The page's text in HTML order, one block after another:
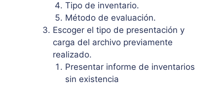
Tipo de inventario.
Método de evaluación.
Escoger el tipo de presentación y
carga del archivo previamente
realizado.
Presentar informe de inventarios
sin existencia